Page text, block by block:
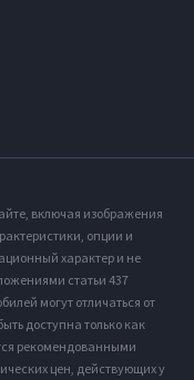
включая изображения
опции и
характер и не
статьи 437
могут отличаться от
доступна только как
рекомендованными
цен, действующих у